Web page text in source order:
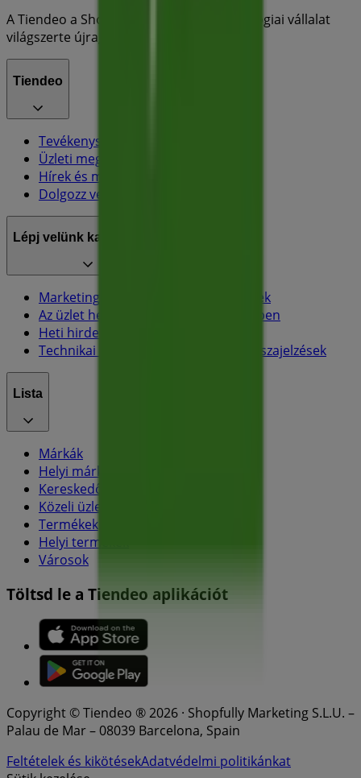
A Tiendeo a Shopfully része - ez a technológiai vállalat
világszerte újragondolja a helyi vásárlást.
Tiendeo
Tevékenységeink
Üzleti megoldások
Hírek és média
Dolgozz velünk
Lépj velünk kapcsolatba
Marketing és üzleti célú megkeresések
Az üzlet helytelenül található a térképen
Heti hirdetési visszajelzés
Technikai problémák és általános visszajelzések
Lista
Márkák
Helyi márkák
Kereskedők
Közeli üzletek
Termékek
Helyi termékek
Városok
Töltsd le a Tiendeo aplikációt
Copyright © Tiendeo ® 2026 · Shopfully Marketing S.L.U. –
Palau de Mar – 08039 Barcelona, Spain
Feltételek és kikötésekAdatvédelmi politikánkat